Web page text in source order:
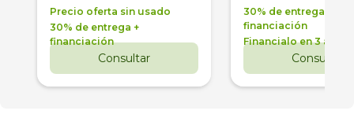
Precio oferta sin usado
30% de entrega +
financiación
Consultar
30% de entrega +
financiación
Financialo en 3 años
Consultar